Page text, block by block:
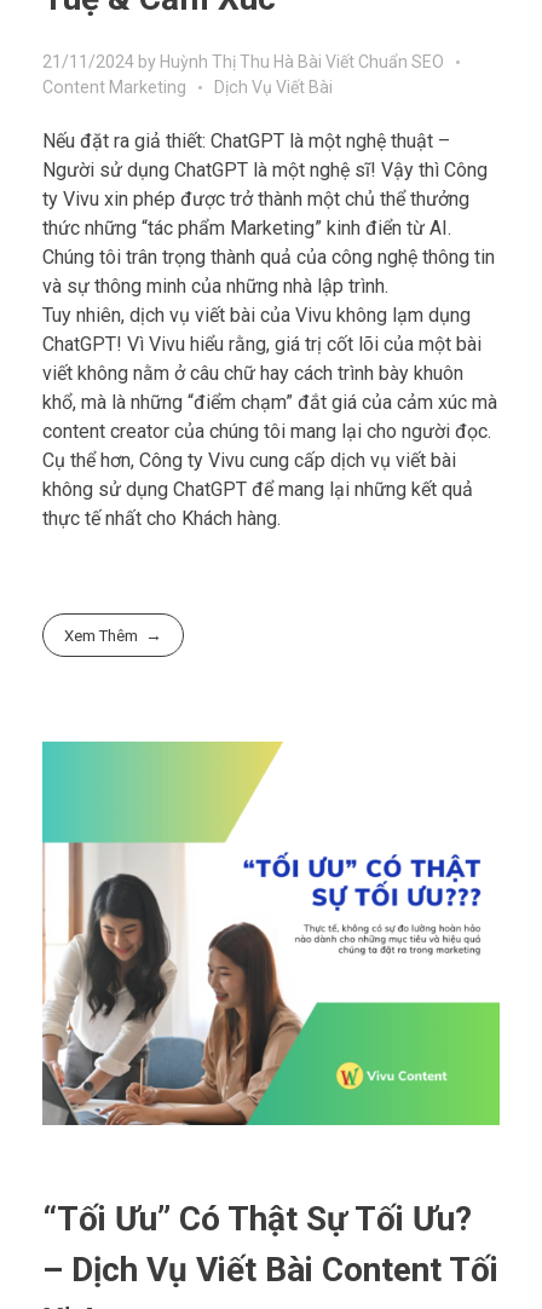
21/11/2024 by Huỳnh Thị Thu Hà Bài Viết Chuẩn SEO
Content Marketing
Dịch Vụ Viết Bài
Nếu đặt ra giả thiết: ChatGPT là một nghệ thuật –
Người sử dụng ChatGPT là một nghệ sĩ! Vậy thì Công
ty Vivu xin phép được trở thành một chủ thể thưởng
thức những “tác phẩm Marketing” kinh điển từ AI.
Chúng tôi trân trọng thành quả của công nghệ thông tin
và sự thông minh của những nhà lập trình.
Tuy nhiên, dịch vụ viết bài của Vivu không lạm dụng
ChatGPT! Vì Vivu hiểu rằng, giá trị cốt lõi của một bài
viết không nằm ở câu chữ hay cách trình bày khuôn
khổ, mà là những “điểm chạm” đắt giá của cảm xúc mà
content creator của chúng tôi mang lại cho người đọc.
Cụ thể hơn, Công ty Vivu cung cấp dịch vụ viết bài
không sử dụng ChatGPT để mang lại những kết quả
thực tế nhất cho Khách hàng.
Xem Thêm
“Tối Ưu” Có Thật Sự Tối Ưu?
– Dịch Vụ Viết Bài Content Tối